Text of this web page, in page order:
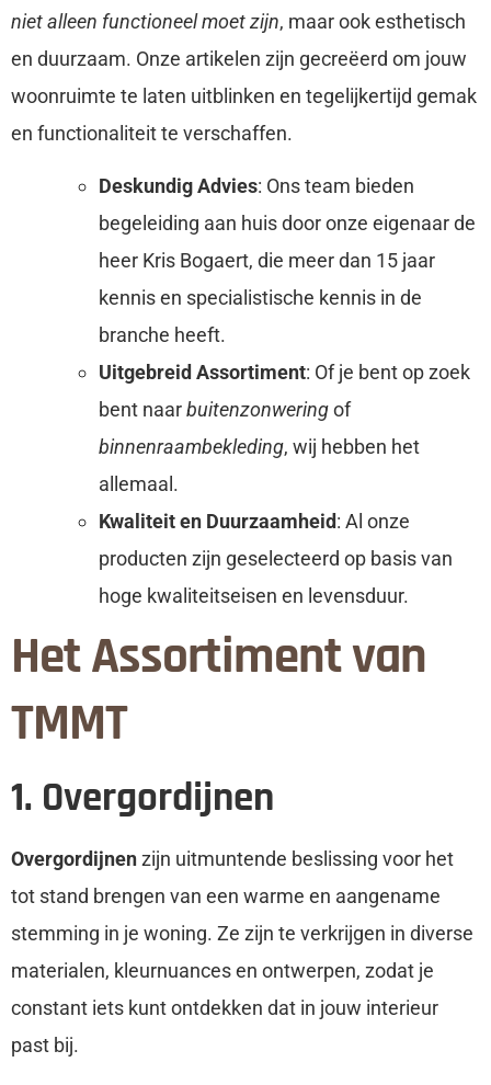
niet alleen functioneel moet zijn, maar ook esthetisch
en duurzaam. Onze artikelen zijn gecreëerd om jouw
woonruimte te laten uitblinken en tegelijkertijd gemak
en functionaliteit te verschaffen.
Deskundig Advies: Ons team bieden
begeleiding aan huis door onze eigenaar de
heer Kris Bogaert, die meer dan 15 jaar
kennis en specialistische kennis in de
branche heeft.
Uitgebreid Assortiment: Of je bent op zoek
bent naarbuitenzonweringof
binnenraambekleding, wij hebben het
allemaal.
Kwaliteit en Duurzaamheid: Al onze
producten zijn geselecteerd op basis van
hoge kwaliteitseisen en levensduur.
Het Assortiment van
TMMT
1. Overgordijnen
Overgordijnenzijn uitmuntende beslissing voor het
tot stand brengen van een warme en aangename
stemming in je woning. Ze zijn te verkrijgen in diverse
materialen, kleurnuances en ontwerpen, zodat je
constant iets kunt ontdekken dat in jouw interieur
past bij.